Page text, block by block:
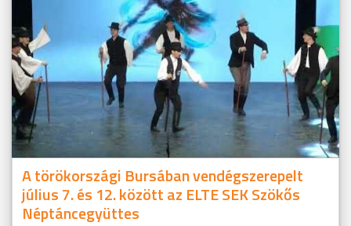
A törökországi Bursában vendégszerepelt
július 7. és 12. között az ELTE SEK Szökős
Néptáncegyüttes